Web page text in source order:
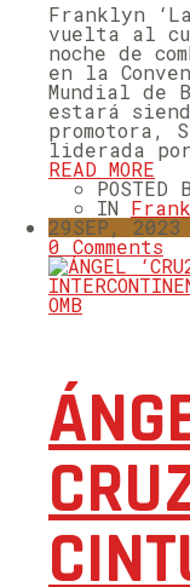
Franklyn
vuelta al
noche de
en la
Mundial de
estará
promotora,
liderada
READ MORE
IN
29SEP, 2023
0 Comments